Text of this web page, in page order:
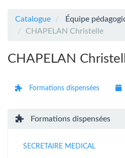
Catalogue
Équipe
CHAPELAN Christelle
CHAPELAN
Formations dispensées
Formations dispensées
SECRETAIRE MEDICAL